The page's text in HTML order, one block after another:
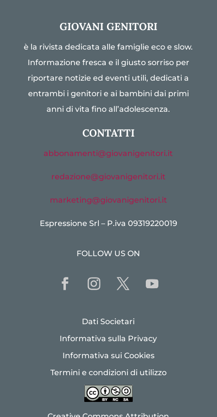
GIOVANI GENITORI
è la rivista dedicata alle famiglie eco e slow.
Informazione fresca e il giusto sorriso per
riportare notizie ed eventi utili, dedicati a
entrambi i genitori e ai bambini dai primi
anni di vita fino all’adolescenza.
CONTATTI
abbonamenti@giovanigenitori.it
redazione@giovanigenitori.it
marketing@giovanigenitori.it
Espressione Srl – P.iva 09319220019
FOLLOW US ON
Dati Societari
Informativa sulla Privacy
Informativa sui Cookies
Termini e condizioni di utilizzo